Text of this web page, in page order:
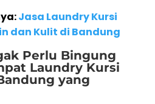
Jasa Laundry Kursi
dan Kulit di Bandung
Perlu Bingung
Laundry Kursi
yang